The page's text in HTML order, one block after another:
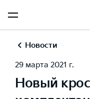
Новости
29 марта 2021 г.
Новый